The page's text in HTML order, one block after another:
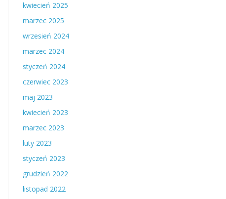
kwiecień 2025
marzec 2025
wrzesień 2024
marzec 2024
styczeń 2024
czerwiec 2023
maj 2023
kwiecień 2023
marzec 2023
luty 2023
styczeń 2023
grudzień 2022
listopad 2022